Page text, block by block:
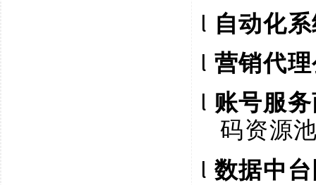
l 自动化
l 营销代
l 账号服
码资源
l 数据中